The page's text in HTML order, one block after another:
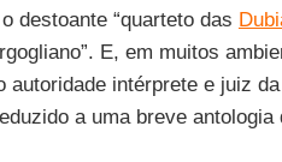
destoante “quarteto das
E, em muitos
intérprete e juiz
a uma breve antologia